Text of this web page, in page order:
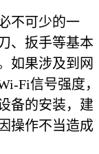
不可少的一
、扳手等基本
如果涉及到网
Fi信号强度，
备的安装，建
操作不当造成